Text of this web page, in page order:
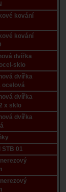
kování
kování
dvířka
sklo
dvířka
ocelová
dvířka
x sklo
dvířka
STB 01